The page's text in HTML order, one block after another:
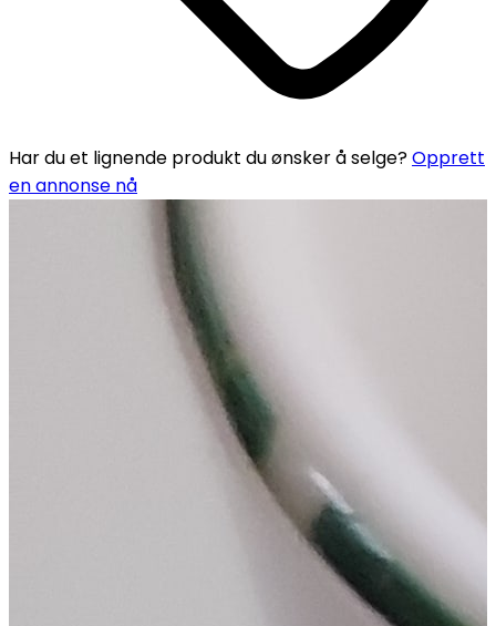
Har du et lignende produkt du ønsker å selge?Opprett
en annonse nå